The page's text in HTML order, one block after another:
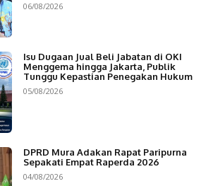
06/08/2026
Isu Dugaan Jual Beli Jabatan di OKI
Menggema hingga Jakarta, Publik
Tunggu Kepastian Penegakan Hukum
05/08/2026
DPRD Mura Adakan Rapat Paripurna
Sepakati Empat Raperda 2026
04/08/2026